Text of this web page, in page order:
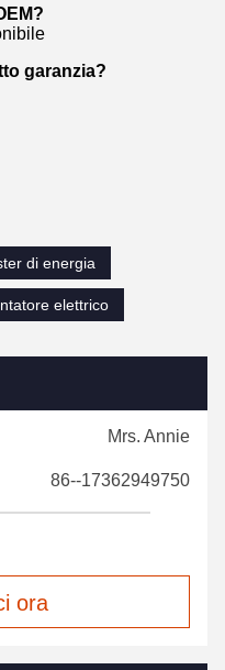
garanzia?
di energia
elettrico
Mrs. Annie
86--17362949750
ora